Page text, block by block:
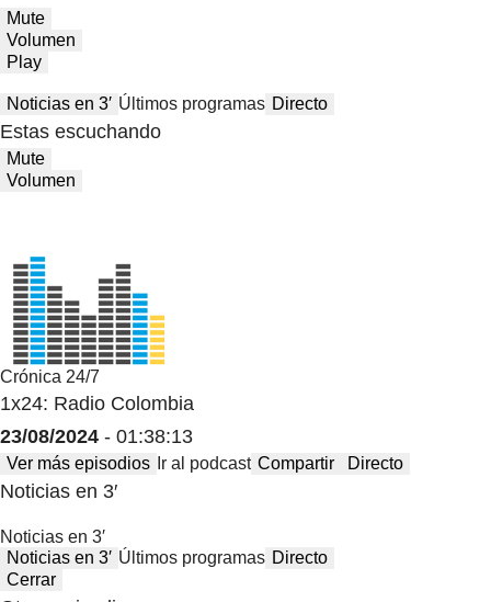
Mute
Volumen
Play
Noticias en 3′ Últimos programas Directo
Estas escuchando
Mute
Volumen
Crónica 24/7
1x24: Radio Colombia
23/08/2024 - 01:38:13
Ver más episodios Ir al podcast Compartir Directo
Noticias en 3′
Noticias en 3′
Noticias en 3′ Últimos programas Directo
Cerrar